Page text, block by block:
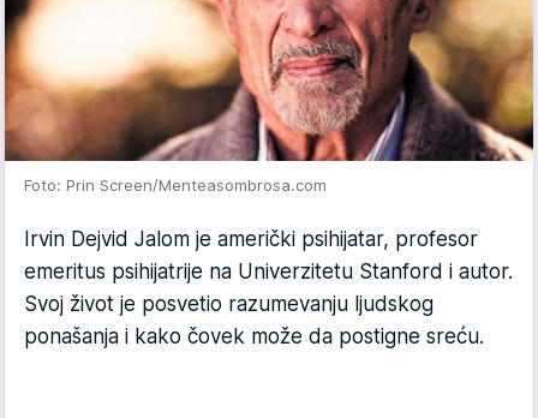
Foto: Prin Screen/Menteasombrosa.com
Irvin Dejvid Jalom je američki psihijatar, profesor
emeritus psihijatrije na Univerzitetu Stanford i autor.
Svoj život je posvetio razumevanju ljudskog
ponašanja i kako čovek može da postigne sreću.